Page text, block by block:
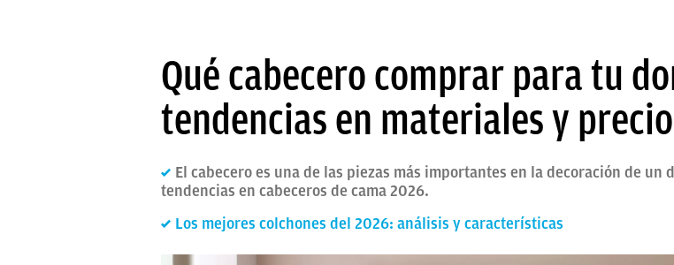
Qué cabecero comprar para tu
tendencias en materiales y
El cabecero es una de las piezas más importantes en la decoración de
tendencias en cabeceros de cama 2026.
Los mejores colchones del 2026: análisis y características